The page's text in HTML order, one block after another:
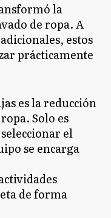
la
de ropa. A
estos
prácticamente
es la reducción
Solo es
el
se encarga
de forma